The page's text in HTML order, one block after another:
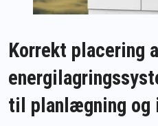
Korrekt placering
til planlægning og